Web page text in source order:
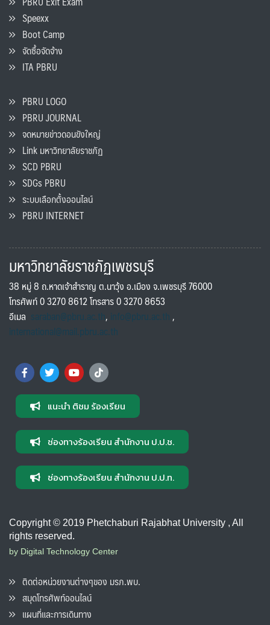
Speexx
Boot Camp
จัดซื้อจัดจ้าง
ITA PBRU
PBRU LOGO
PBRU JOURNAL
จดหมายข่าวดอนขังใหญ่
Link มหาวิทยาลัยราชภัฏ
SCD PBRU
SDGs PBRU
ระบบเลือกตั้งออนไลน์
PBRU INTERNET
มหาวิทยาลัยราชภัฏเพชรบุรี
38 หมู่ 8 ถ.หาดเจ้าสำราญ ต.นาวุ้ง อ.เมือง จ.เพชรบุรี 76000
โทรศัพท์ 0 3270 8612 โทรสาร 0 3270 8653
อีเมล saraban@pbru.ac.th, info@pbru.ac.th,
international@mail.pbru.ac.th
แนะนำ ติชม ร้องเรียน
ช่องทางร้องเรียน สำนักงาน ป.ป.ช.
ช่องทางร้องเรียน สำนักงาน ป.ป.ท.
Copyright © 2019 Phetchaburi Rajabhat University , All
rights reserved.
by Digital Technology Center
ติดต่อหน่วยงานต่างๆของ มรภ.พบ.
สมุดโทรศัพท์ออนไลน์
แผนที่และการเดินทาง